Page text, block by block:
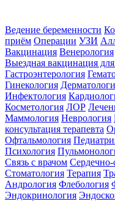
Ведение беременности
приём Операции УЗИ
Вакцинация Венерология
Выездная вакцинация
Гастроэнтерология
Гинекология
Инфектология
Косметология ЛОР
Маммология Неврология
консультация терапевта
Офтальмология
Психология
Связь с врачом Сердечно-
Стоматология Терапия
Андрология Флебология
Эндокринология